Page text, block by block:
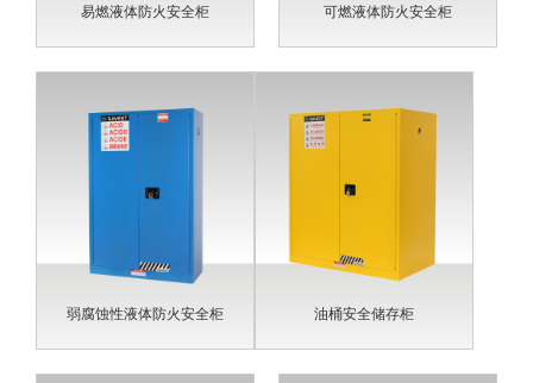
易燃液体防火安全柜 可燃液体防火安全柜
弱腐蚀性液体防火安全柜 油桶安全储存柜